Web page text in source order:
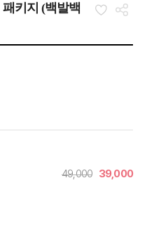
키지 (백발백
49,000 39,000